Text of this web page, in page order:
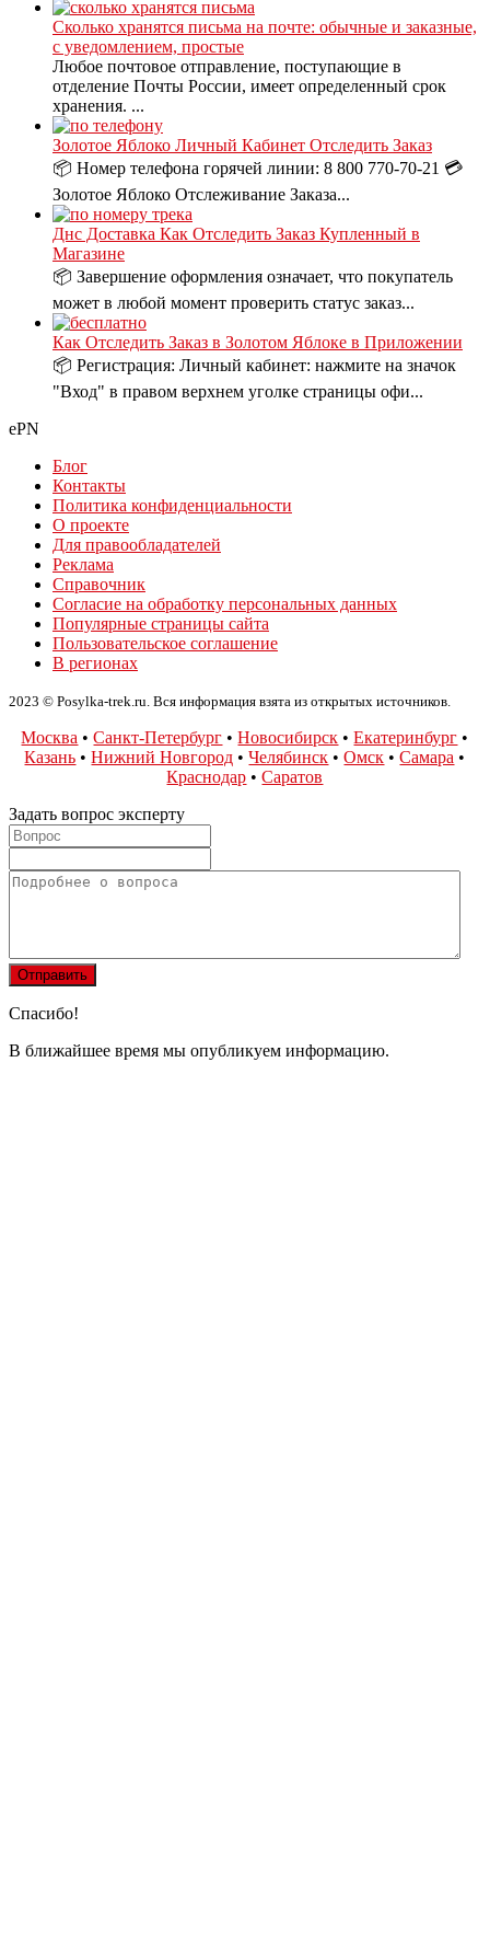
Сколько хранятся письма на почте: обычные и заказные,
с уведомлением, простые
Любое почтовое отправление, поступающие в
отделение Почты России, имеет определенный срок
хранения. ...
Золотое Яблоко Личный Кабинет Отследить Заказ
📦 Номер телефона горячей линии: 8 800 770-70-21 💳
Золотое Яблоко Отслеживание Заказа...
Днс Доставка Как Отследить Заказ Купленный в
Магазине
📦 Завершение оформления означает, что покупатель
может в любой момент проверить статус заказ...
Как Отследить Заказ в Золотом Яблоке в Приложении
📦 Регистрация: Личный кабинет: нажмите на значок
"Вход" в правом верхнем уголке страницы офи...
ePN
Блог
Контакты
Политика конфиденциальности
О проекте
Для правообладателей
Реклама
Справочник
Согласие на обработку персональных данных
Популярные страницы сайта
Пользовательское соглашение
В регионах
2023 © Posylka-trek.ru. Вся информация взята из открытых источников.
Москва •Санкт-Петербург •Новосибирск •Екатеринбург •
Казань •Нижний Новгород •Челябинск •Омск •Самара •
Краснодар •Саратов
Задать вопрос эксперту
Спасибо!
В ближайшее время мы опубликуем информацию.